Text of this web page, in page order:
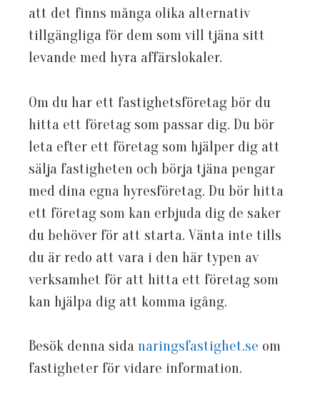
att det finns många olika alternativ
tillgängliga för dem som vill tjäna sitt
levande med hyra affärslokaler.
Om du har ett fastighetsföretag bör du
hitta ett företag som passar dig. Du bör
leta efter ett företag som hjälper dig att
sälja fastigheten och börja tjäna pengar
med dina egna hyresföretag. Du bör hitta
ett företag som kan erbjuda dig de saker
du behöver för att starta. Vänta inte tills
du är redo att vara i den här typen av
verksamhet för att hitta ett företag som
kan hjälpa dig att komma igång.
Besök denna sida naringsfastighet.se om
fastigheter för vidare information.